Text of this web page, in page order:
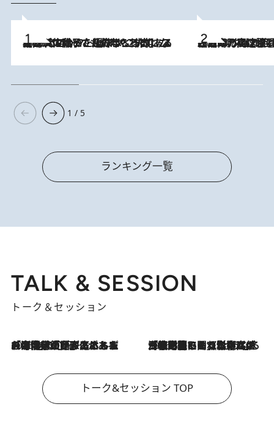
2026.8.5
【阿川佐和子さんの年とる力】なぜ70代で始めた趣味は“こんなに楽しい”のか？ ピアノ、俳句…スランプに陥っても続けられる“ある秘訣”とは 2026.8.7
「湘南乃風に憧れて」観客大盛上がりの“タオル回し”に、ラッパー顔負けの高速歌唱まで…さだまさし（74）のアグレッシブすぎる現在地
1 / 5
ランキング一覧
TALK & SESSION
トーク＆セッション
2026.8.3
「今後値上げがあるとすれば…」「リスクがあるのは今年の冬」エネルギー専門家が語る、ホルムズ海峡封鎖が家庭にもたらす“ある心配” 2026.8.3
「住宅建てられない…」「サーチャージ料の高値が続いている」ホルムズ海峡封鎖による影響はいつまで続く？《エネルギー専門家に聞く“どうなる日本の暮らし”》
トーク&セッション TOP